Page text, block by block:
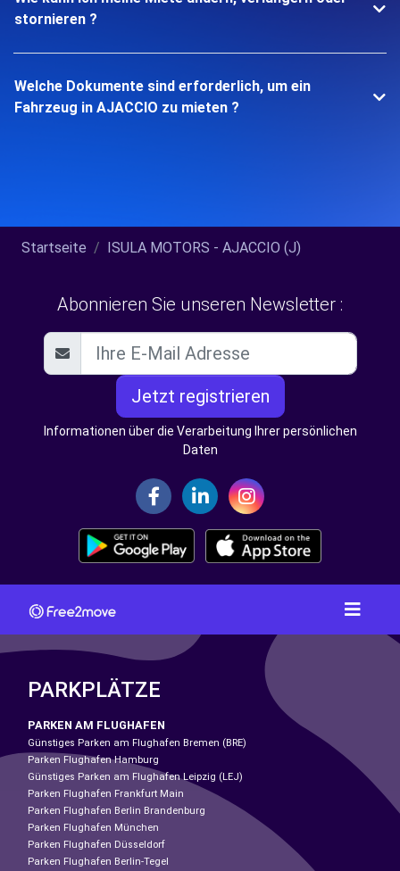
stornieren ?
Welche Dokumente sind erforderlich, um ein
Fahrzeug in AJACCIO zu mieten ?
Startseite ISULA MOTORS - AJACCIO (J)
Abonnieren Sie unseren Newsletter :
Jetzt registrieren
Informationen über die Verarbeitung Ihrer persönlichen
Daten
PARKPLÄTZE
PARKEN AM FLUGHAFEN
Günstiges Parken am Flughafen Bremen (BRE)
Parken Flughafen Hamburg
Günstiges Parken am Flughafen Leipzig (LEJ)
Parken Flughafen Frankfurt Main
Parken Flughafen Berlin Brandenburg
Parken Flughafen München
Parken Flughafen Düsseldorf
Parken Flughafen Berlin-Tegel